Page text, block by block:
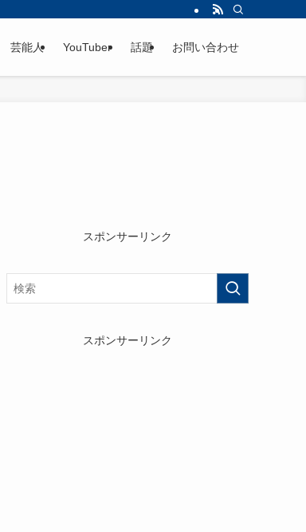
芸能人 YouTuber 話題 お問い合わせ
スポンサーリンク
スポンサーリンク